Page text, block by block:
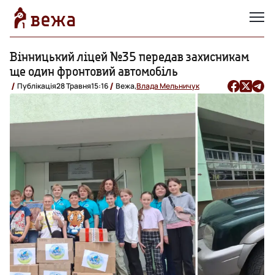
Вінницький ліцей №35 передав захисникам
ще один фронтовий автомобіль
Публікація28 Травня15:16 Вежа,Влада Мельничук